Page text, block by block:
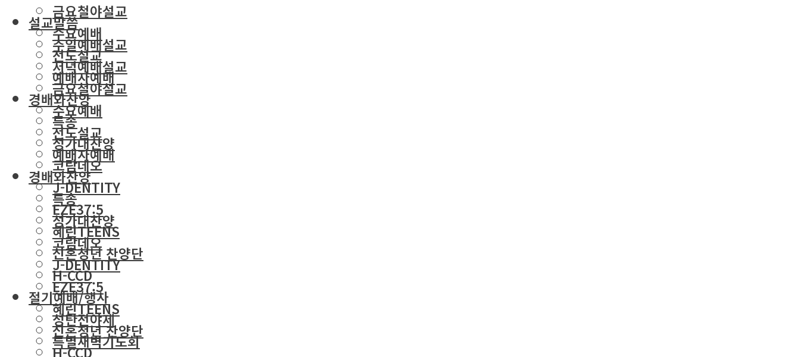
금요철야설교
수요예배
전도설교
예배자예배
경배와찬양
특송
성가대찬양
코람데오
J-DENTITY
EZE37:5
혜린TEENS
신혼청년 찬양단
H-CCD
절기예배/행사
성탄전야제
특별새벽기도회
설교말씀
주일예배설교
저녁예배설교
금요철야설교
수요예배
전도설교
예배자예배
경배와찬양
특송
성가대찬양
코람데오
J-DENTITY
EZE37:5
혜린TEENS
신혼청년 찬양단
H-CCD